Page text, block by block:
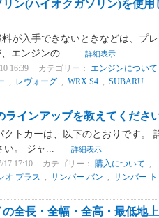
ン(ハイオクガソリン)を使用
が入手できないときなどは、プレ
エンジンの...
詳細表示
16:39 カテゴリー： エンジンについて
, レヴォーグ, WRX S4, SUBARU
インアップを教えてください
トカーは、以下のとおりです。
い。 ジャ...
詳細表示
17:10 カテゴリー： 購入について ,
オ プラス , サンバー バン , サンバー ト
全長・全幅・全高・最低地